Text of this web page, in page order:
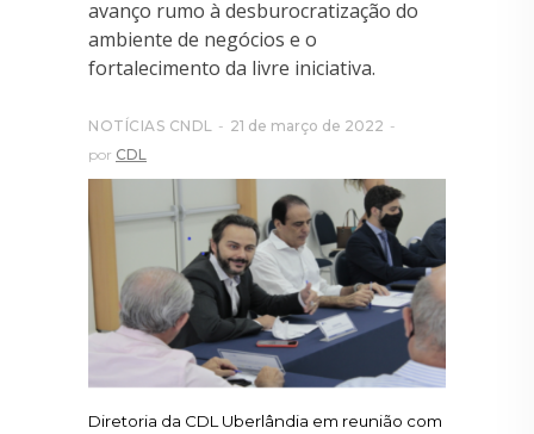
avanço rumo à desburocratização do
ambiente de negócios e o
fortalecimento da livre iniciativa.
NOTÍCIAS CNDL
21 de março de 2022
por CDL
Diretoria da CDL Uberlândia em reunião com